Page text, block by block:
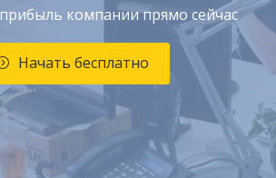
компании прямо сейчас
Начать бесплатно